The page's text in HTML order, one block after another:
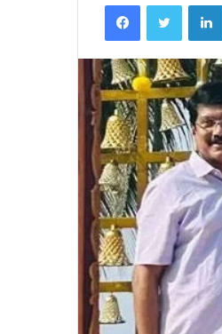
FacebookTwitter